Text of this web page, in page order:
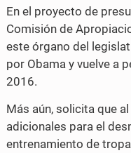
En el proyecto de
Comisión de
este órgano del
por Obama y vuelve a
2016.
Más aún, solicita que
adicionales para el
entrenamiento de